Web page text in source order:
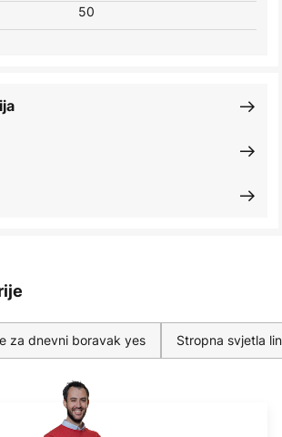
50
za dnevni boravak yes Stropna svjetla